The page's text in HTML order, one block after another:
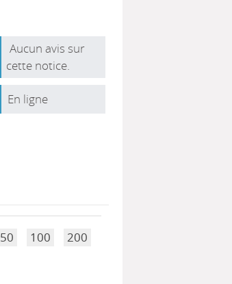
Aucun avis sur
cette notice.
En ligne
50 100 200